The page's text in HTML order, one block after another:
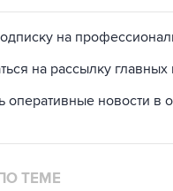
на
на рассылку главных
оперативные новости в
ТЕМЕ